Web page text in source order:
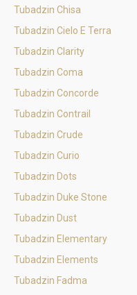
Tubadzin Chisa
Tubadzin Cielo E Terra
Tubadzin Clarity
Tubadzin Coma
Tubadzin Concorde
Tubadzin Contrail
Tubadzin Crude
Tubadzin Curio
Tubadzin Dots
Tubadzin Duke Stone
Tubadzin Dust
Tubadzin Elementary
Tubadzin Elements
Tubadzin Fadma